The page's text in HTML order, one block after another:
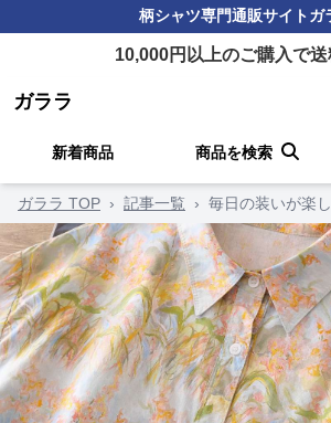
柄シャツ専門通販サイトガ
10,000円以上のご購入で
ガララ
新着商品 商品を検索
ガララ TOP › 記事一覧 › 毎日の装いが楽